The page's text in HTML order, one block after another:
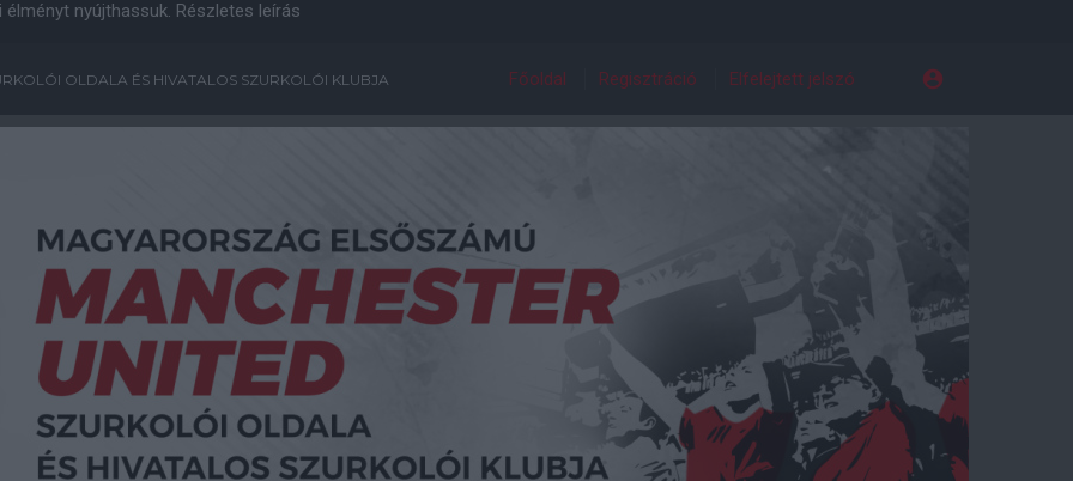
nyújthassuk. Részletes leírás
OLDALA ÉS HIVATALOS SZURKOLÓI KLUBJA Főoldal Regisztráció Elfelejtett jelszó